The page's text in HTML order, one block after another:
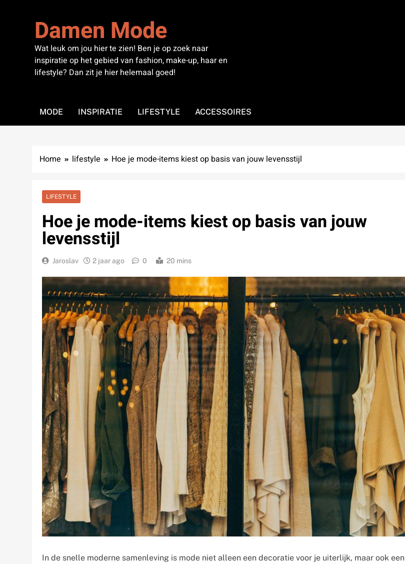
Damen Mode
Wat leuk om jou hier te zien! Ben je op zoek naar
inspiratie op het gebied van fashion, make-up, haar en
lifestyle? Dan zit je hier helemaal goed!
MODE INSPIRATIE LIFESTYLE ACCESSOIRES
Home lifestyle Hoe je mode-items kiest op basis van jouw levensstijl
LIFESTYLE
Hoe je mode-items kiest op basis van jouw
levensstijl
Jaroslav 2 jaar ago 0 20 mins
In de snelle moderne samenleving is mode niet alleen een decoratie voor je uiterlijk, maar ook een